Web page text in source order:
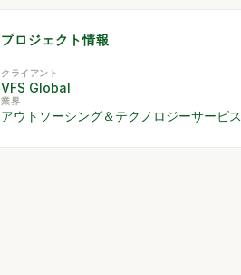
プロジェクト情報
クライアント
VFS Global
業界
アウトソーシング＆テクノロジーサービス